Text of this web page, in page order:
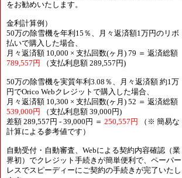
をお勧めいたします。
金利計算例）
50万の除雪機を年利15％、月々返済額1万円のリボ
払いで購入した場合、
月々返済額 10,000 × 支払回数(ヶ月) 79 ＝ 返済総額
789,557円
（支払利息額 289,557円)
50万の除雪機を実質年利3.08％、月々返済額 約1万
円でOrico Webクレジットで購入した場合、
月々返済額 10,300 × 支払回数(ヶ月) 52 ＝ 返済総額
539,000円
（支払利息額 39,000円)
差額 289,557円 - 39,000円 ＝ 250,557円
（※ 簡易な
計算による参考値です）
自動受付・自動審査、Webによる契約内容確認（業
界初）でクレジット手続きが簡単便利で、ペーパー
レスでスピーディーにご契約の手続きが完了いたし